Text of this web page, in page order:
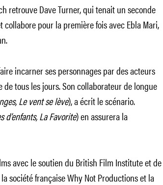
retrouve Dave Turner, qui tenait un seconde
collabore pour la première fois avec Ebla Mari,
incarner ses personnages par des acteurs
tous les jours. Son collaborateur de longue
Le vent se lève), a écrit le scénario.
d’enfants, La Favorite) en assurera la
avec le soutien du British Film Institute et de
société française Why Not Productions et la